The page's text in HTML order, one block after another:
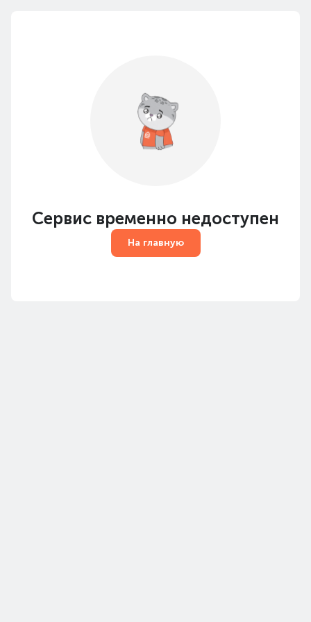
Сервис временно недоступен
На главную